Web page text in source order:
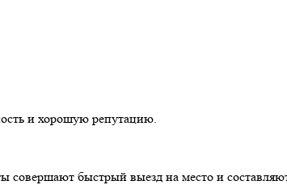
и хорошую репутацию.
быстрый выезд на место и